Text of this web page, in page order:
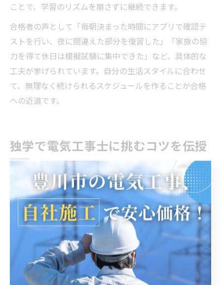
ことで、学習のリズムを崩さずに継続できます。
合格者の声として「毎朝決まった時間にアプリで確認テ
ストを行い、夜に間違えた部分を復習した」「家族の協
力を得て休日は模擬試験に集中できた」など、具体的な
工夫が挙げられています。自分の生活スタイルに合わせ
て、無理なく続けられるスケジュールを作ることが合格
への近道です。
独学で電気工事士に挑むコツを伝授
電気工事独学でも合格を目指せる理由と心得
電気工事士の資格取得は、独学でも十分に合格を目指す
ことが可能です。その理由として、過去問や参考書が豊
富に市販されている点や、インターネット上で多くの無
料学習サイトや動画解説が公開されている点が挙げられ
ます。独学なら自分のペースで学習計画を立てられるた
め、仕事や家庭と両立しながら効率的に勉強時間を確保